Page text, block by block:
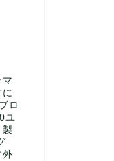
ロ
ユ
外